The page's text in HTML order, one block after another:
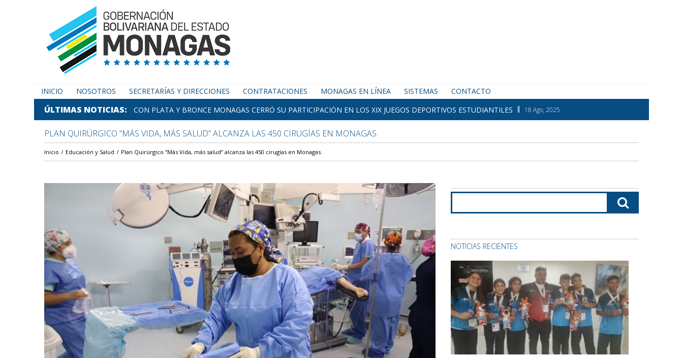
INICIO NOSOTROS SECRETARÍAS Y DIRECCIONES CONTRATACIONES MONAGAS EN LÍNEA SISTEMAS CONTACTO
ÚLTIMAS NOTICIAS 18 Ago, 2025
CON PLATA Y BRONCE MONAGAS CERRÓ SU PARTICIPACIÓN EN LOS XIX JUEGOS DEPORTIVOS ESTUDIANTILES
PLAN QUIRÚRGICO “MÁS VIDA, MÁS SALUD” ALCANZA LAS 450 CIRUGÍAS EN MONAGAS.
Inicio Educación y Salud Plan Quirúrgico “Más Vida, más salud” alcanza las 450 cirugías en Monagas.
NOTICIAS RECIENTES